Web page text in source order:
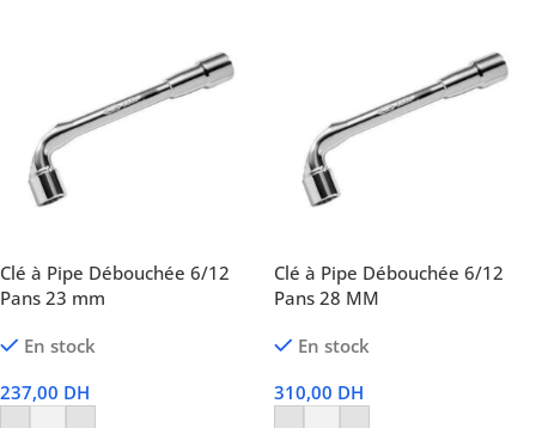
Clé à Pipe Débouchée 6/12
Pans 23 mm
En stock
237,00 DH
Clé à Pipe Débouchée 6/12
Pans 28 MM
En stock
310,00 DH